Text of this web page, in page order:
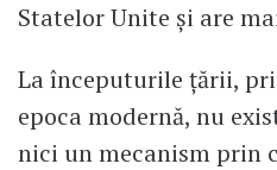
Statelor Unite şi are
La începuturile ţării,
epoca modernă, nu
nici un mecanism prin